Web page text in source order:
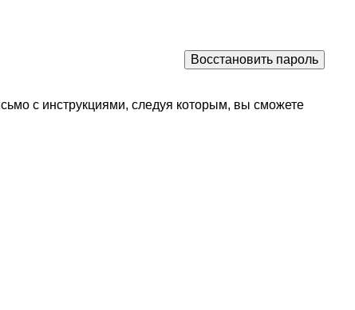
с инструкциями, следуя которым, вы сможете